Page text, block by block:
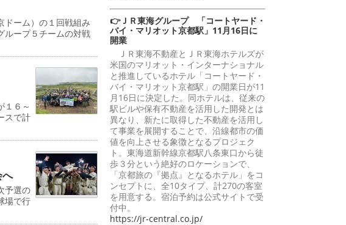
ーム）の１回戦組み
ループ５チームの対戦
１６～
スで計
予選の
場で行
👉ＪＲ東海グループ 「コートヤード・
バイ・マリオット京都駅」11月16日に
開業
ＪＲ東海不動産とＪＲ東海ホテルズが
米国のマリオット・インターナショナル
と推進しているホテル「コートヤード・
バイ・マリオット京都駅」の開業日が11
月16日に決定した。同ホテルは、従来の
駅ビルや保有不動産を活用した開発とは
異なり、新たに取得した不動産を活用し
て事業を展開することで、沿線都市の価
値を向上させる象徴となるプロジェク
ト。東海道新幹線京都駅八条東口から徒
歩３分という絶好のロケーションで、
「京都旅の『拠点』となるホテル」をコ
ンセプトに、全10タイプ、計270の客室
を用意する。宿泊予約は公式サイトで受
付中。
https://jr-central.co.jp/